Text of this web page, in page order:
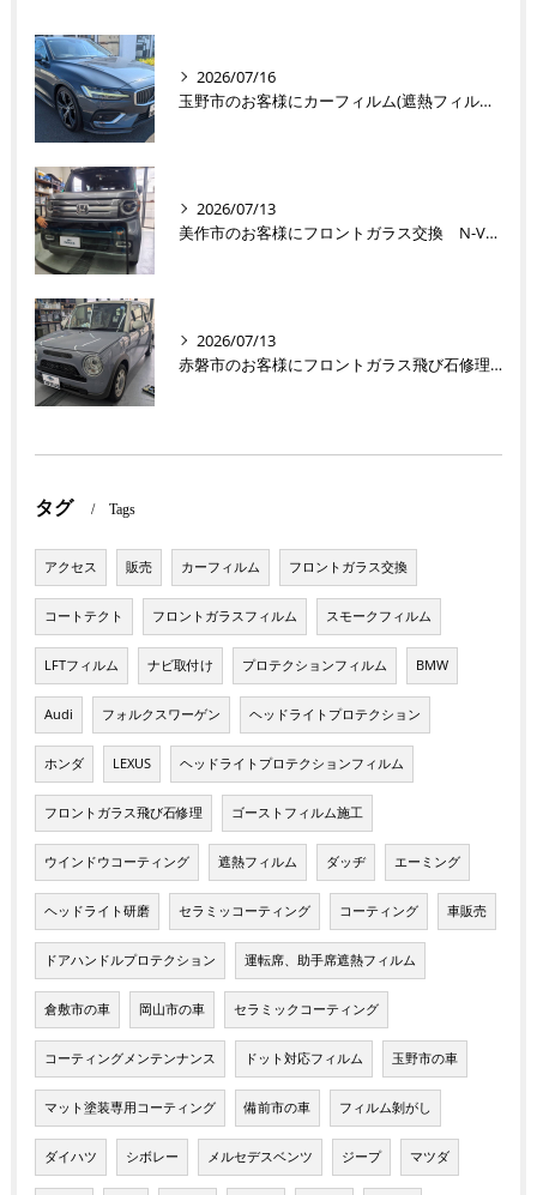
2026/07/16
玉野市のお客様にカーフィルム(遮熱フィルム) V60【nexus株式会社】
2026/07/13
美作市のお客様にフロントガラス交換 N-VAN【nexus株式会社】
2026/07/13
赤磐市のお客様にフロントガラス飛び石修理 ラパン【nexus株式会社】
タグ Tags
アクセス 販売 カーフィルム フロントガラス交換
コートテクト フロントガラスフィルム スモークフィルム
LFTフィルム ナビ取付け プロテクションフィルム BMW
Audi フォルクスワーゲン ヘッドライトプロテクション
ホンダ LEXUS ヘッドライトプロテクションフィルム
フロントガラス飛び石修理 ゴーストフィルム施工
ウインドウコーティング 遮熱フィルム ダッヂ エーミング
ヘッドライト研磨 セラミッコーティング コーティング 車販売
ドアハンドルプロテクション 運転席、助手席遮熱フィルム
倉敷市の車 岡山市の車 セラミックコーティング
コーティングメンテンナンス ドット対応フィルム 玉野市の車
マット塗装専用コーティング 備前市の車 フィルム剝がし
ダイハツ シボレー メルセデスベンツ ジープ マツダ